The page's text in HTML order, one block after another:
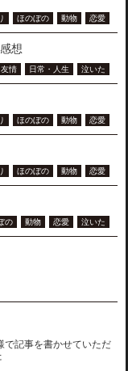
ほのぼの 動物 恋愛
想
友情 日常・人生 泣いた
ほのぼの 動物 恋愛
ほのぼの 動物 恋愛
の 動物 恋愛 泣いた
で記事を書かせていただ